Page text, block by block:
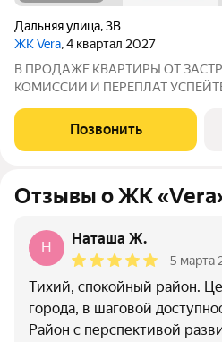
Дальняя улица,3В
ЖК Vera, 4 квартал 2027
В ПРОДАЖЕ КВАРТИРЫ ОТ
КОМИССИИ И ПЕРЕПЛАТ УСПЕЙТЕ ЗАБРОНИРОВАТЬ
4,6% НА ВЕСЬ СРОК
ИПОТЕКИ БРОНИРОВАНИЕ БЕСПЛАТНОЕ Адрес:
Позвонить
Отзывы о ЖК
Н
Наташа Ж.
5 марта
Тихий, спокойный район.
города, в шаговой
Район с перспективой